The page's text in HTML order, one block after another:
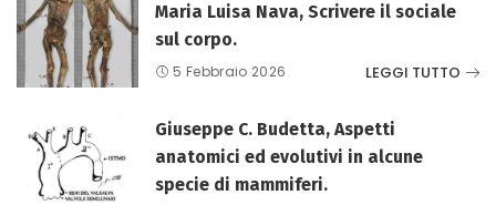
Maria Luisa Nava, Scrivere il sociale
sul corpo.
5 Febbraio 2026 LEGGI TUTTO
Giuseppe C. Budetta, Aspetti
anatomici ed evolutivi in alcune
specie di mammiferi.